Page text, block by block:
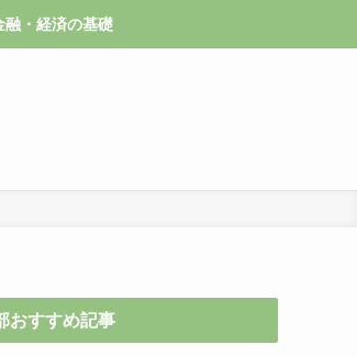
融・経済の基礎
おすすめ記事